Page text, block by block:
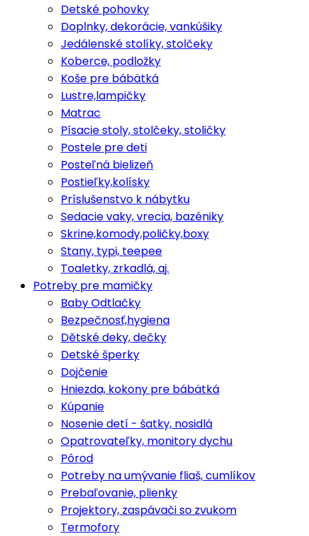
Detské pohovky
Doplnky, dekorácie, vankúšiky
Jedálenské stolíky, stolčeky
Koberce, podložky
Koše pre bábätká
Lustre,lampičky
Matrac
Písacie stoly, stolčeky, stoličky
Postele pre deti
Posteľná bielizeň
Postieľky,kolísky
Príslušenstvo k nábytku
Sedacie vaky, vrecia, bazéniky
Skrine,komody,poličky,boxy
Stany, typi, teepee
Toaletky, zrkadlá, aj.
Potreby pre mamičky
Baby Odtlačky
Bezpečnosť,hygiena
Dětské deky, dečky
Detské šperky
Dojčenie
Hniezda, kokony pre bábätká
Kúpanie
Nosenie detí - šatky, nosidlá
Opatrovateľky, monitory dychu
Pôrod
Potreby na umývanie fliaš, cumlíkov
Prebaľovanie, plienky
Projektory, zaspávači so zvukom
Termofory